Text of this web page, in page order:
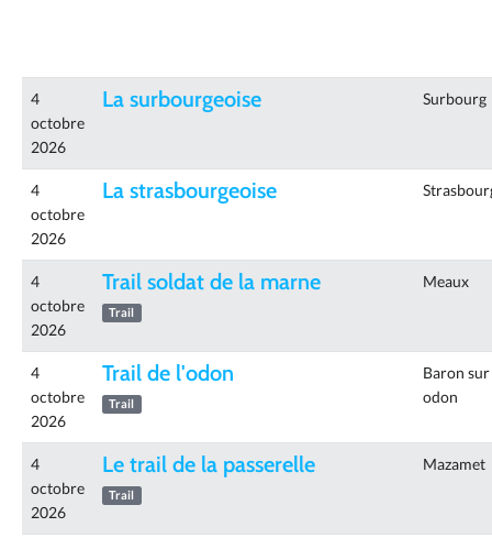
4
octobre
2026
La surbourgeoise Surbourg
4
octobre
2026
La strasbourgeoise
4
octobre
2026
Trail soldat de la marne
Trail
Meaux
4
octobre
2026
Trail de l'odon
Trail
Baron sur
odon
4
octobre
2026
Le trail de la passerelle
Trail
Mazamet